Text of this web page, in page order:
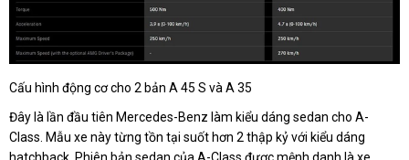
Cấu hình động cơ cho 2 bản A 45 S và A 35
Đây là lần đầu tiên Mercedes-Benz làm kiểu dáng sedan cho A-
Class. Mẫu xe này từng tồn tại suốt hơn 2 thập kỷ với kiểu dáng